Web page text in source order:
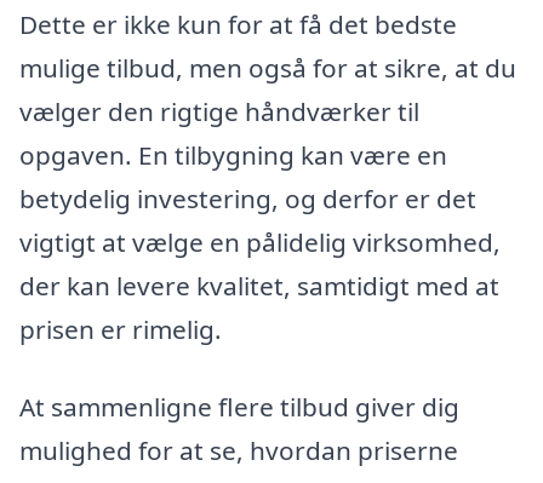
Dette er ikke kun for at få det bedste
mulige tilbud, men også for at sikre, at du
vælger den rigtige håndværker til
opgaven. En tilbygning kan være en
betydelig investering, og derfor er det
vigtigt at vælge en pålidelig virksomhed,
der kan levere kvalitet, samtidigt med at
prisen er rimelig.
At sammenligne flere tilbud giver dig
mulighed for at se, hvordan priserne